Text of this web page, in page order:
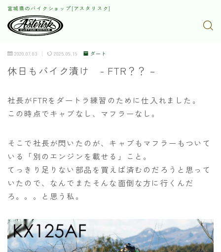
宮城県のバイクショップ[アスタリスク]
2020.07.03 2025.09.19 ダート
休日もバイク漬け - FTR？？ –
社長がFTRをダートラ練習のために仕入れました。
この時点でキャブなし、マフラーなし。
そこで社長が閃いたのが、キャブもマフラーもついて
いる「別のエンジンを載せる」こと。
てっきり足りない部品を買えば済むのだろうと思って
いたので、なんでまたそんな面倒な方に行くんだ
ろ。。。と思う私。